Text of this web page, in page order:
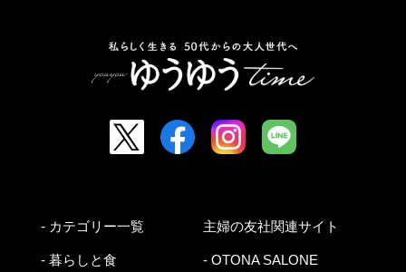
- カテゴリー一覧
- 暮らしと食
主婦の友社関連サイト
- OTONA SALONE